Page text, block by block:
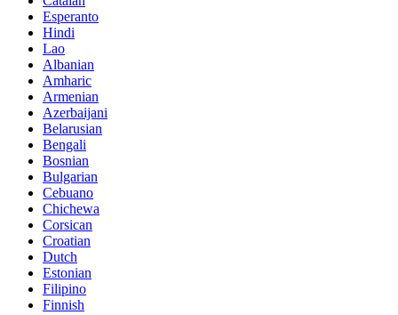
Esperanto
Hindi
Lao
Albanian
Amharic
Armenian
Azerbaijani
Belarusian
Bengali
Bosnian
Bulgarian
Cebuano
Chichewa
Corsican
Croatian
Dutch
Estonian
Filipino
Finnish